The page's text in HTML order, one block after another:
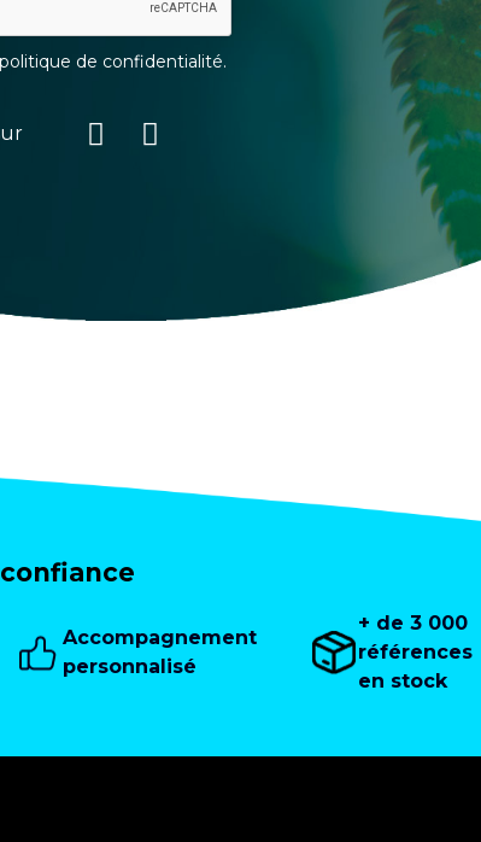
politique de confidentialité.
Accompagnement
personnalisé
+ de 3 000
références
en stock